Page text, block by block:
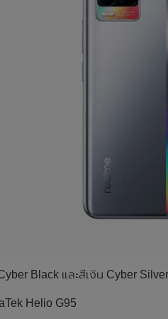
Black และสีเงิน Cyber Silver
Helio G95